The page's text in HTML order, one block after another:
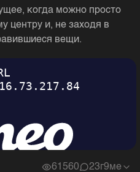
когда можно просто
центру и, не заходя в
вещи.
61560 23г9ме